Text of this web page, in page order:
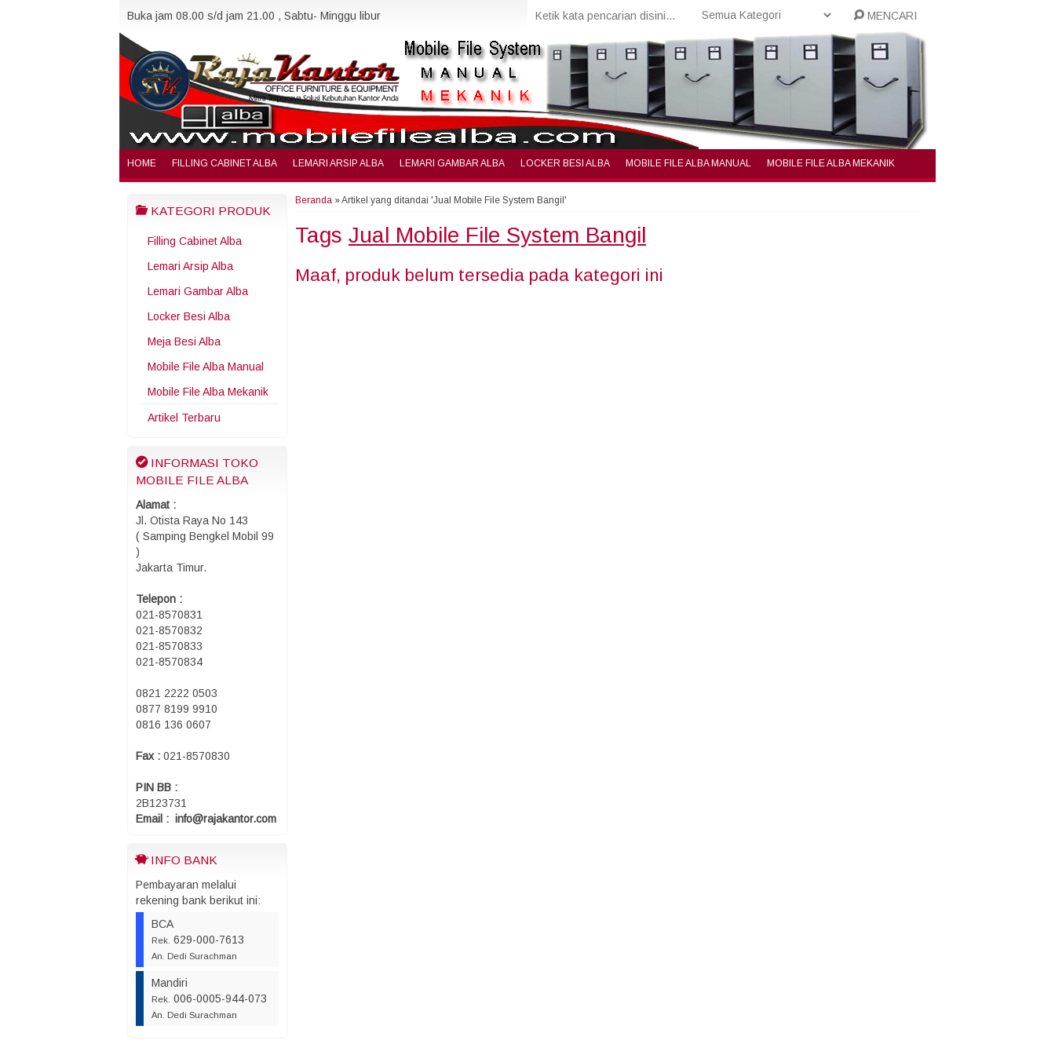
Buka jam 08.00 s/d jam 21.00 , Sabtu- Minggu libur MENCARI
HOME FILLING CABINET ALBA LEMARI ARSIP ALBA LEMARI GAMBAR ALBA LOCKER BESI ALBA MOBILE FILE ALBA MANUAL MOBILE FILE ALBA MEKANIK
KATEGORI PRODUK
Filling Cabinet Alba
Lemari Arsip Alba
Lemari Gambar Alba
Locker Besi Alba
Meja Besi Alba
Mobile File Alba Manual
Mobile File Alba Mekanik
Artikel Terbaru
INFORMASI TOKO
MOBILE FILE ALBA
Alamat :
Jl. Otista Raya No 143
( Samping Bengkel Mobil 99
)
Jakarta Timur.
Telepon :
021-8570831
021-8570832
021-8570833
021-8570834
0821 2222 0503
0877 8199 9910
0816 136 0607
Fax : 021-8570830
PIN BB :
2B123731
Email : info@rajakantor.com
INFO BANK
Pembayaran melalui
rekening bank berikut ini:
BCA
Rek. 629-000-7613
An. Dedi Surachman
Mandiri
Rek. 006-0005-944-073
An. Dedi Surachman
Beranda »Artikel yang ditandai 'Jual Mobile File System Bangil'
Tags Jual Mobile File System Bangil
Maaf, produk belum tersedia pada kategori ini